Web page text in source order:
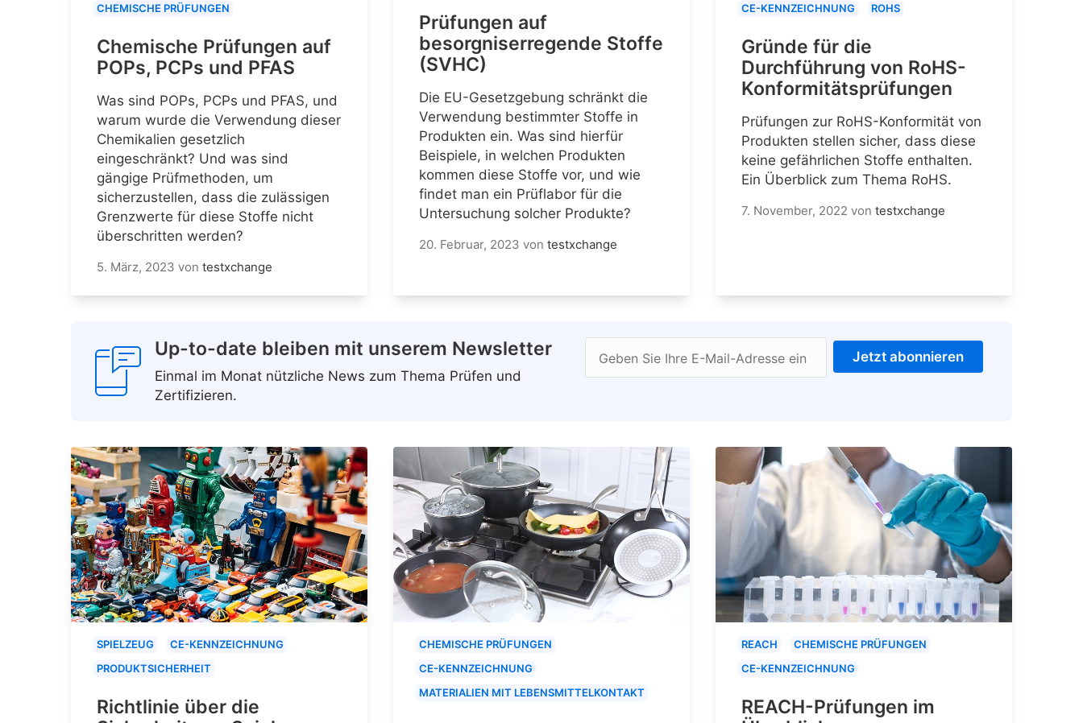
CHEMISCHE PRÜFUNGEN
Chemische Prüfungen auf
POPs, PCPs und PFAS
Was sind POPs, PCPs und PFAS, und
warum wurde die Verwendung dieser
Chemikalien gesetzlich
eingeschränkt? Und was sind
gängige Prüfmethoden, um
sicherzustellen, dass die zulässigen
Grenzwerte für diese Stoffe nicht
überschritten werden?
5. März, 2023 von testxchange
Prüfungen auf
besorgniserregende Stoffe
(SVHC)
Die EU-Gesetzgebung schränkt die
Verwendung bestimmter Stoffe in
Produkten ein. Was sind hierfür
Beispiele, in welchen Produkten
kommen diese Stoffe vor, und wie
findet man ein Prüflabor für die
Untersuchung solcher Produkte?
20. Februar, 2023 von testxchange
CE-KENNZEICHNUNG
ROHS
Gründe für die
Durchführung von RoHS-
Konformitätsprüfungen
Prüfungen zur RoHS-Konformität von
Produkten stellen sicher, dass diese
keine gefährlichen Stoffe enthalten.
Ein Überblick zum Thema RoHS.
7. November, 2022 von testxchange
Up-to-date bleiben mit unserem Newsletter
Einmal im Monat nützliche News zum Thema Prüfen und
Zertifizieren.
Geben Sie Ihre E-Mail-Adresse ein Jetzt abonnieren
SPIELZEUG
CE-KENNZEICHNUNG
PRODUKTSICHERHEIT
Richtlinie über die
CHEMISCHE PRÜFUNGEN
CE-KENNZEICHNUNG
MATERIALIEN MIT LEBENSMITTELKONTAKT
REACH
CHEMISCHE PRÜFUNGEN
CE-KENNZEICHNUNG
REACH-Prüfungen im